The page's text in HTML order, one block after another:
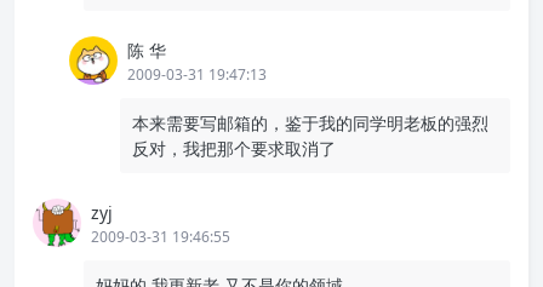
陈 华
2009-03-31 19:47:13
本来需要写邮箱的，鉴于我的同学明老板的强烈
反对，我把那个要求取消了
zyj
2009-03-31 19:46:55